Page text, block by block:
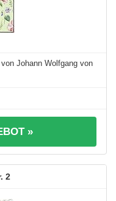
Johann Wolfgang von
»
2